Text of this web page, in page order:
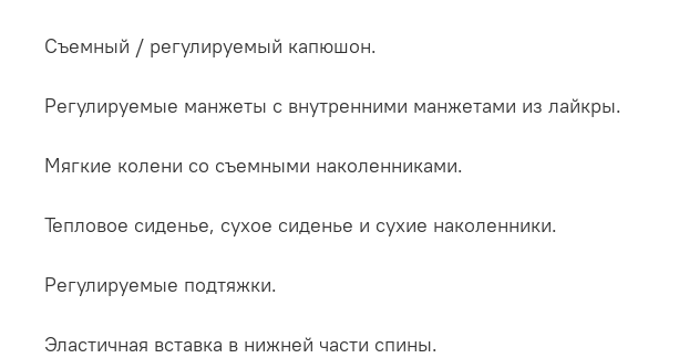
Съемный / регулируемый капюшон.
Регулируемые манжеты с внутренними манжетами из лайкры.
Мягкие колени со съемными наколенниками.
Тепловое сиденье, сухое сиденье и сухие наколенники.
Регулируемые подтяжки.
Эластичная вставка в нижней части спины.